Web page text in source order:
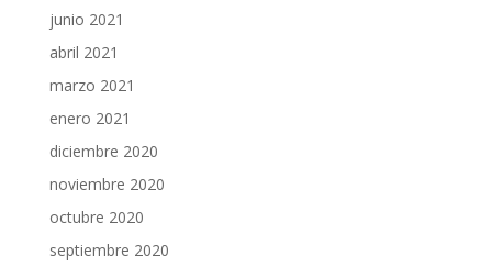
junio 2021
abril 2021
marzo 2021
enero 2021
diciembre 2020
noviembre 2020
octubre 2020
septiembre 2020